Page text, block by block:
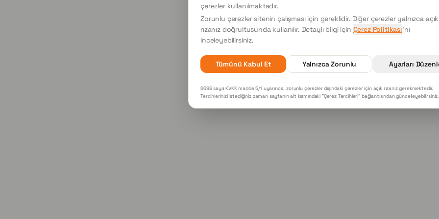
çerezler kullanılmaktadır.
Zorunlu çerezler sitenin çalışması için gereklidir. Diğer çerezler yalnızca açık
rızanız doğrultusunda kullanılır. Detaylı bilgi için Çerez Politikası'nı
inceleyebilirsiniz.
Tümünü Kabul Et Yalnızca Zorunlu Ayarları
6698 sayılı KVKK madde 5/1 uyarınca, zorunlu çerezler dışındaki çerezler için açık rızanız gerekmektedir.
Tercihlerinizi istediğiniz zaman sayfanın alt kısmındaki "Çerez Tercihleri" bağlantısından güncelleyebilirsiniz.
404
Sayfa bulunamadı
Ana Sayfaya Dön